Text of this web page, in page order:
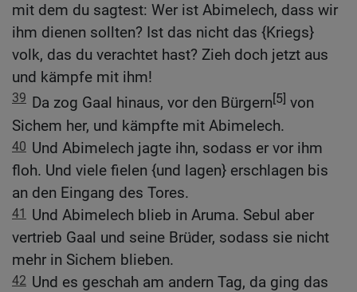
mit dem du sagtest: Wer ist Abimelech, dass wir
ihm dienen sollten? Ist das nicht das {Kriegs}
volk, das du verachtet hast? Zieh doch jetzt aus
und kämpfe mit ihm!
39 Da zog Gaal hinaus, vor den Bürgern[5] von
Sichem her, und kämpfte mit Abimelech.
40 Und Abimelech jagte ihn, sodass er vor ihm
floh. Und viele fielen {und lagen} erschlagen bis
an den Eingang des Tores.
41 Und Abimelech blieb in Aruma. Sebul aber
vertrieb Gaal und seine Brüder, sodass sie nicht
mehr in Sichem blieben.
42 Und es geschah am andern Tag, da ging das